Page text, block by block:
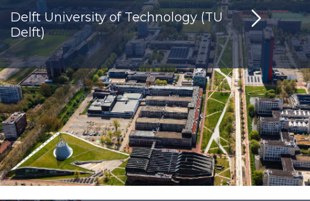
Delft University of Technology (TU
Delft)